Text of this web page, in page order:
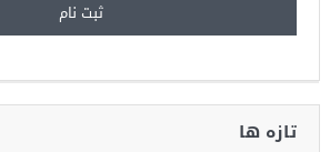
تازه ها